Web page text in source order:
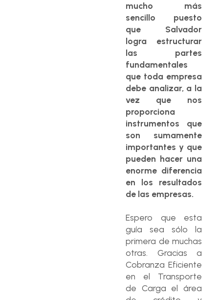
mucho más
sencillo puesto
que Salvador
logra estructurar
las partes
fundamentales
que toda empresa
debe analizar, a la
vez que nos
proporciona
instrumentos que
son sumamente
importantes y que
pueden hacer una
enorme diferencia
en los resultados
de las empresas.
Espero que esta
guía sea sólo la
primera de muchas
otras. Gracias a
Cobranza Eficiente
en el Transporte
de Carga el área